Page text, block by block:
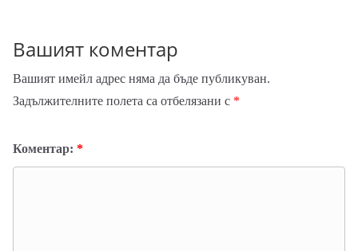
Вашият коментар
Вашият имейл адрес няма да бъде публикуван.
Задължителните полета са отбелязани с *
Коментар: *